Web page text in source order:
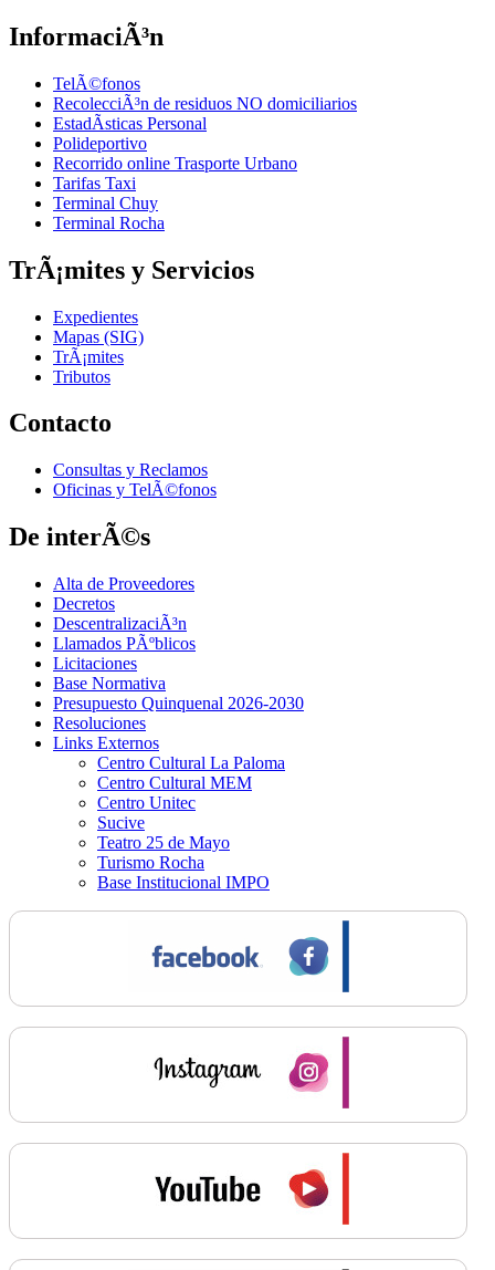
InformaciÃ³n
TelÃ©fonos
RecolecciÃ³n de residuos NO domiciliarios
EstadÃ­sticas Personal
Polideportivo
Recorrido online Trasporte Urbano
Tarifas Taxi
Terminal Chuy
Terminal Rocha
TrÃ¡mites y Servicios
Expedientes
Mapas (SIG)
TrÃ¡mites
Tributos
Contacto
Consultas y Reclamos
Oficinas y TelÃ©fonos
De interÃ©s
Alta de Proveedores
Decretos
DescentralizaciÃ³n
Llamados PÃºblicos
Licitaciones
Base Normativa
Presupuesto Quinquenal 2026-2030
Resoluciones
Links Externos
Centro Cultural La Paloma
Centro Cultural MEM
Centro Unitec
Sucive
Teatro 25 de Mayo
Turismo Rocha
Base Institucional IMPO